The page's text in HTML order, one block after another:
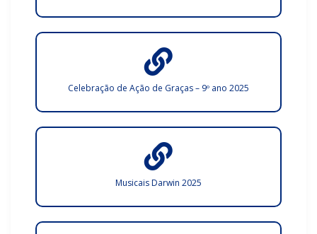
Celebração de Ação de Graças – 9º ano 2025
Musicais Darwin 2025